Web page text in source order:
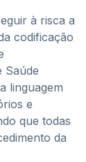
à risca a
codificação
Saúde
linguagem
e
que todas
da